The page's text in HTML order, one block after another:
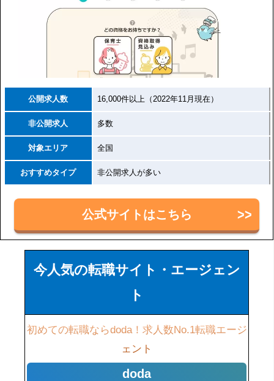
公開求人数 16,000件以上（2022年11月現在）
非公開求人 多数
対象エリア 全国
おすすめタイプ 非公開求人が多い
公式サイトはこちら
今人気の転職サイト・エージェン
ト
初めての転職ならdoda！求人数No.1転職エージ
ェント
doda